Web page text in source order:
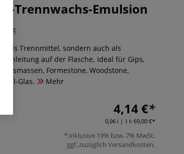
Trennwachs-Emulsion
als Trennmittel, sondern auch als
Anleitung auf der Flasche. Ideal für Gips,
Formestone, Woodstone,
ml-Glas.
Mehr
4,14 €
0,06 l | 1 l: 69,00 €
inklusive 19% bzw. 7% MwSt,
ggf. zuzüglich Versandkosten.